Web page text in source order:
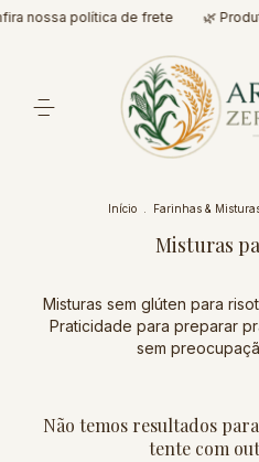
nossa política de frete 🌿
Início . Farinhas &
Misturas
Misturas sem glúten para
Praticidade para preparar
sem
Não temos resultados
tente com